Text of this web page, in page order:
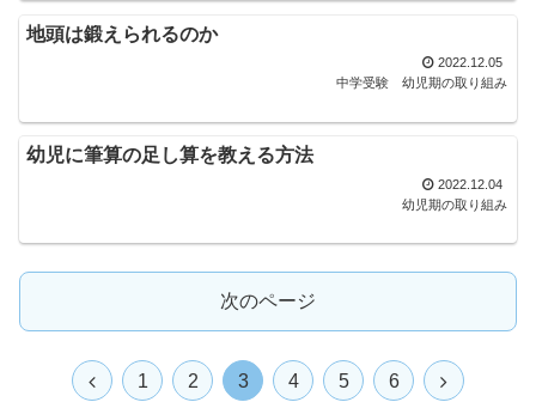
地頭は鍛えられるのか
2022.12.05
中学受験
幼児期の取り組み
幼児に筆算の足し算を教える方法
2022.12.04
幼児期の取り組み
次のページ
1 2 3 4 5 6